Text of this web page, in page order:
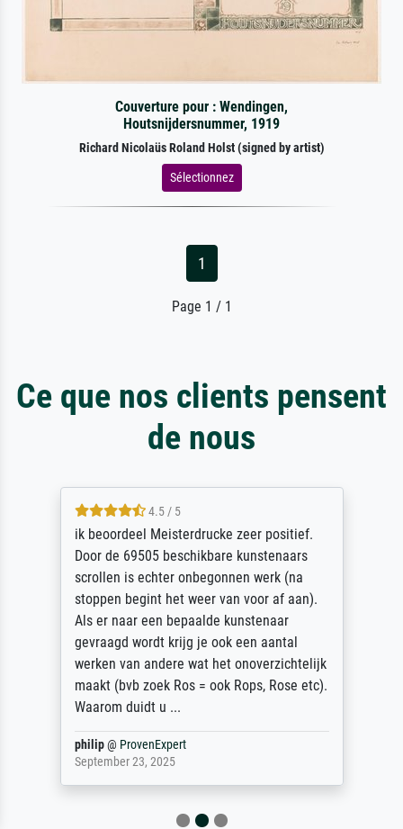
Couverture pour : Wendingen,
Houtsnijdersnummer, 1919
Richard Nicolaüs Roland Holst (signed by artist)
Sélectionnez
1
Page 1 / 1
Ce que nos clients pensent
de nous
4.5 / 5
ik beoordeel Meisterdrucke zeer positief.
Door de 69505 beschikbare kunstenaars
scrollen is echter onbegonnen werk (na
stoppen begint het weer van voor af aan).
Als er naar een bepaalde kunstenaar
gevraagd wordt krijg je ook een aantal
werken van andere wat het onoverzichtelijk
maakt (bvb zoek Ros = ook Rops, Rose etc).
Waarom duidt u ...
philip@ ProvenExpert
September 23, 2025